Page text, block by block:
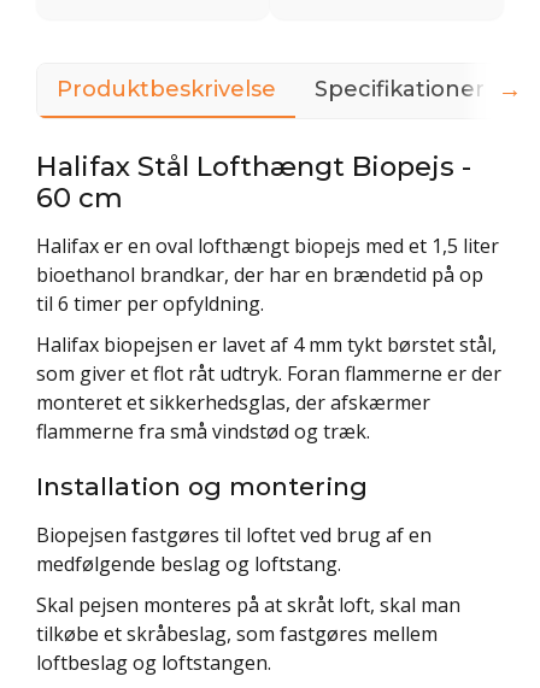
Produktbeskrivelse Specifikationer
Halifax Stål Lofthængt Biopejs -
60 cm
Halifax er en oval lofthængt biopejs med et 1,5 liter
bioethanol brandkar, der har en brændetid på op
til 6 timer per opfyldning.
Halifax biopejsen er lavet af 4 mm tykt børstet stål,
som giver et flot råt udtryk. Foran flammerne er der
monteret et sikkerhedsglas, der afskærmer
flammerne fra små vindstød og træk.
Installation og montering
Biopejsen fastgøres til loftet ved brug af en
medfølgende beslag og loftstang.
Skal pejsen monteres på at skråt loft, skal man
tilkøbe et skråbeslag, som fastgøres mellem
loftbeslag og loftstangen.
→